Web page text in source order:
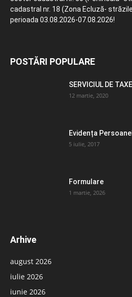
cadastral nr. 18 (Zona Ecluză-
perioada 03.08.2026-07.08.2026!
POSTĂRI POPULARE
SERVICIUL DE
12 martie, 2020
Evidența
5 iulie, 2017
Formulare
1 martie, 2026
Arhive
august 2026
iulie 2026
iunie 2026